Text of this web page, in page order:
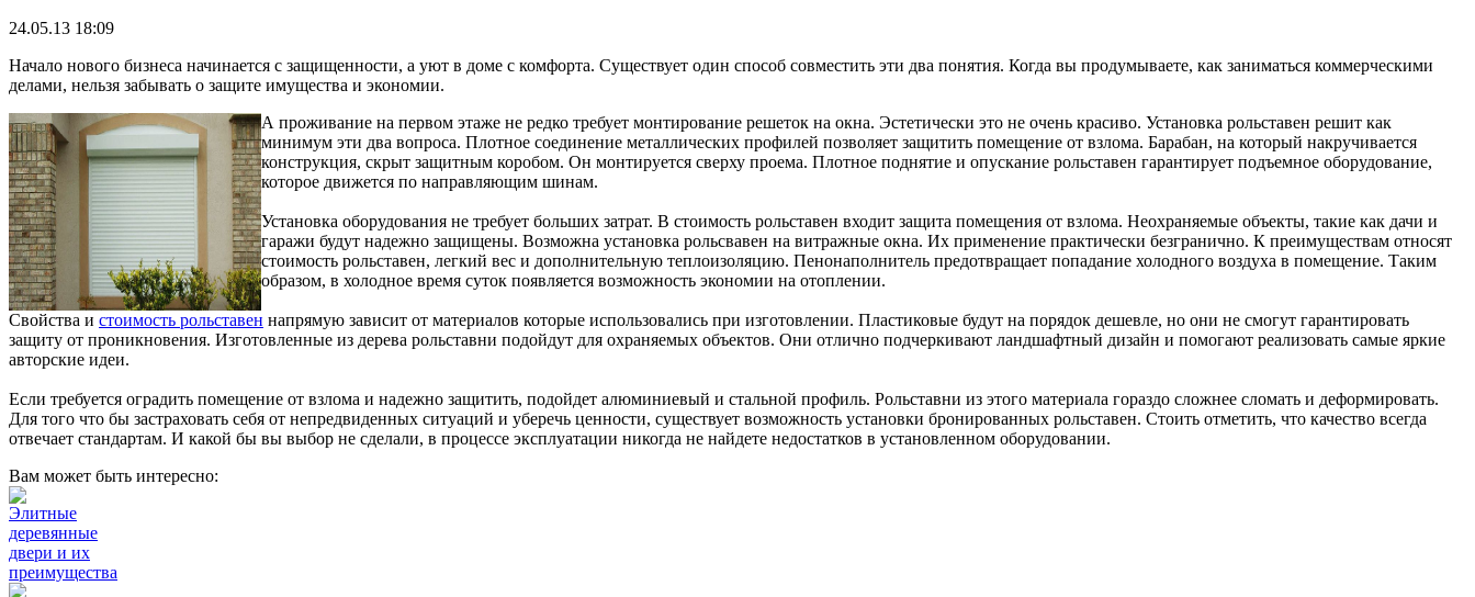
24.05.13 18:09
Начало нового бизнеса начинается с защищенности, а уют в доме с комфорта. Существует один способ совместить эти два понятия. Когда вы продумываете, как заниматься коммерческими
делами, нельзя забывать о защите имущества и экономии.
А проживание на первом этаже не редко требует монтирование решеток на окна. Эстетически это не очень красиво. Установка рольставен решит как
минимум эти два вопроса. Плотное соединение металлических профилей позволяет защитить помещение от взлома. Барабан, на который накручивается
конструкция, скрыт защитным коробом. Он монтируется сверху проема. Плотное поднятие и опускание рольставен гарантирует подъемное оборудование,
которое движется по направляющим шинам.
Установка оборудования не требует больших затрат. В стоимость рольставен входит защита помещения от взлома. Неохраняемые объекты, такие как дачи и
гаражи будут надежно защищены. Возможна установка рольсвавен на витражные окна. Их применение практически безгранично. К преимуществам относят
стоимость рольставен, легкий вес и дополнительную теплоизоляцию. Пенонаполнитель предотвращает попадание холодного воздуха в помещение. Таким
образом, в холодное время суток появляется возможность экономии на отоплении.
Свойства и стоимость рольставен напрямую зависит от материалов которые использовались при изготовлении. Пластиковые будут на порядок дешевле, но они не смогут гарантировать
защиту от проникновения. Изготовленные из дерева рольставни подойдут для охраняемых объектов. Они отлично подчеркивают ландшафтный дизайн и помогают реализовать самые яркие
авторские идеи.
Если требуется оградить помещение от взлома и надежно защитить, подойдет алюминиевый и стальной профиль. Рольставни из этого материала гораздо сложнее сломать и деформировать.
Для того что бы застраховать себя от непредвиденных ситуаций и уберечь ценности, существует возможность установки бронированных рольставен. Стоить отметить, что качество всегда
отвечает стандартам. И какой бы вы выбор не сделали, в процессе эксплуатации никогда не найдете недостатков в установленном оборудовании.
Вам может быть интересно:
Элитные
деревянные
двери и их
преимущества